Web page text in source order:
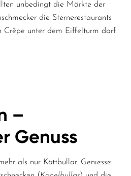
unbedingt die Märkte der
die Sternerestaurants
Crêpe unter dem Eiffelturm darf
–
Genuss
als nur Köttbullar. Geniesse